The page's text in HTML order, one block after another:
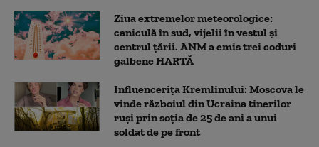
Ziua extremelor meteorologice:
caniculă în sud, vijelii în vestul și
centrul țării. ANM a emis trei coduri
galbene HARTĂ
Influencerița Kremlinului: Moscova le
vinde războiul din Ucraina tinerilor
ruși prin soția de 25 de ani a unui
soldat de pe front